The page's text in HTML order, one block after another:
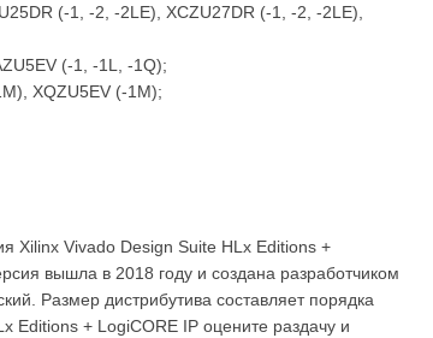
(-1, -2, -2LE), XCZU27DR (-1, -2, -2LE),
(-1, -1L, -1Q);
XQZU5EV (-1M);
Xilinx Vivado Design Suite HLx Editions +
вышла в 2018 году и создана разработчиком
Размер дистрибутива составляет порядка
Editions + LogiCORE IP оцените раздачу и